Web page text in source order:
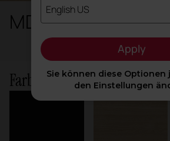
MDF
Farbvarianten auf Lager
English US
Apply
Sie können diese Optionen
den Einstellungen